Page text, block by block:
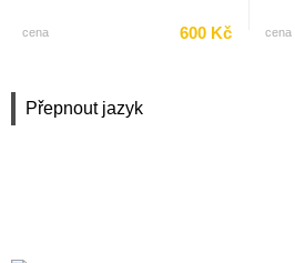
Přepnout jazyk
cena 600 Kč cena